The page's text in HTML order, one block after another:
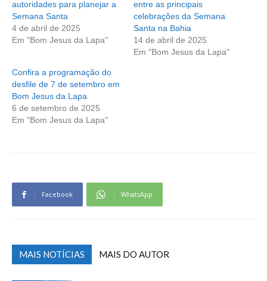
autoridades para planejar a
Semana Santa
4 de abril de 2025
Em "Bom Jesus da Lapa"
entre as principais
celebrações da Semana
Santa na Bahia
14 de abril de 2025
Em "Bom Jesus da Lapa"
Confira a programação do
desfile de 7 de setembro em
Bom Jesus da Lapa
6 de setembro de 2025
Em "Bom Jesus da Lapa"
Facebook WhatsApp
MAIS NOTÍCIAS MAIS DO AUTOR